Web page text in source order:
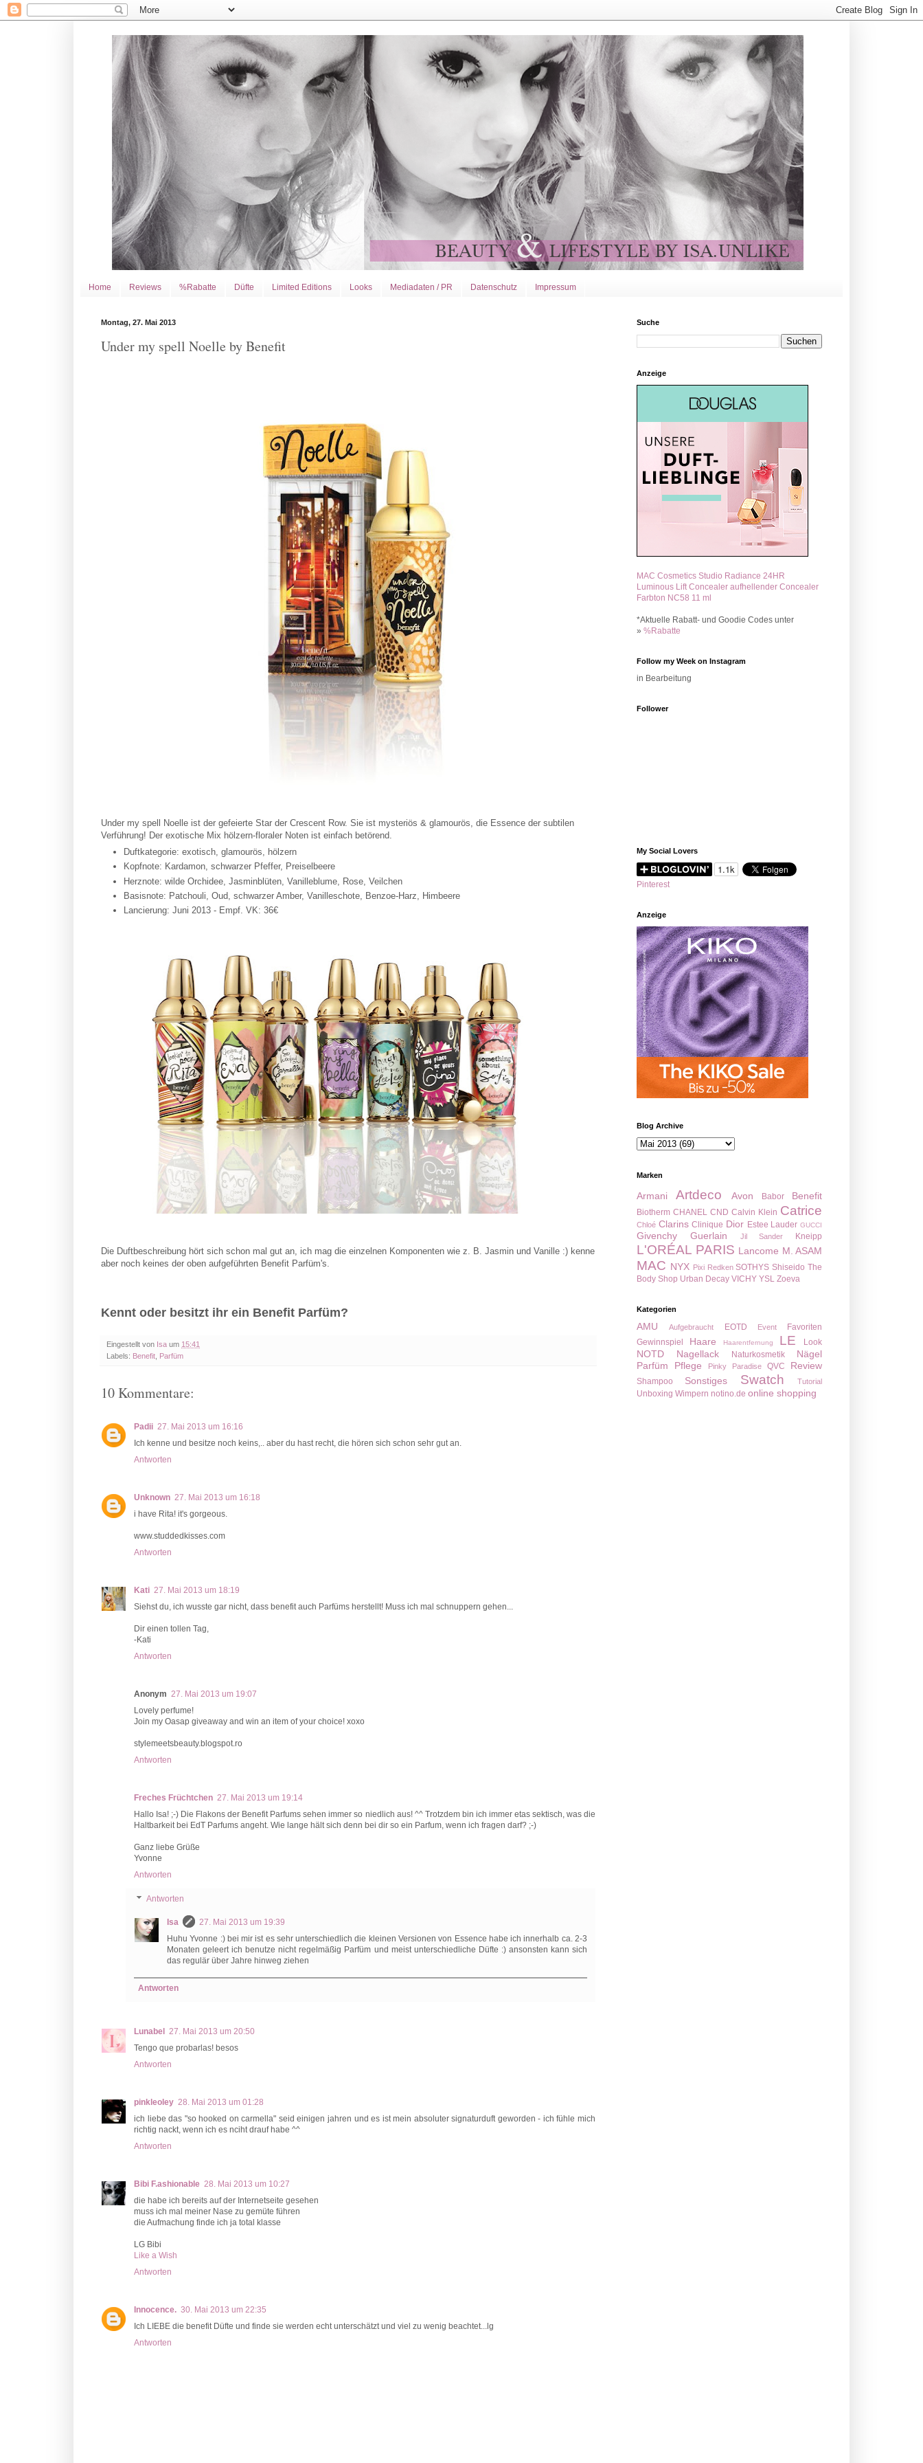
Home Reviews %Rabatte Düfte Limited Editions Looks Mediadaten / PR Datenschutz Impressum
Montag, 27. Mai 2013
Under my spell Noelle by Benefit
Under my spell Noelle ist der gefeierte Star der Crescent Row. Sie ist mysteriös & glamourös, die Essence der subtilen
Verführung! Der exotische Mix hölzern-floraler Noten ist einfach betörend.
Duftkategorie: exotisch, glamourös, hölzern
Kopfnote: Kardamon, schwarzer Pfeffer, Preiselbeere
Herznote: wilde Orchidee, Jasminblüten, Vanilleblume, Rose, Veilchen
Basisnote: Patchouli, Oud, schwarzer Amber, Vanilleschote, Benzoe-Harz, Himbeere
Lancierung: Juni 2013 - Empf. VK: 36€
Die Duftbeschreibung hört sich schon mal gut an, ich mag die einzelnen Komponenten wie z. B. Jasmin und Vanille :) kenne
aber noch keines der oben aufgeführten Benefit Parfüm's.
Kennt oder besitzt ihr ein Benefit Parfüm?
Eingestellt von Isa um 15:41
Labels: Benefit Parfüm
10 Kommentare:
Padii 27. Mai 2013 um 16:16
Ich kenne und besitze noch keins,.. aber du hast recht, die hören sich schon sehr gut an.
Antworten
Unknown 27. Mai 2013 um 16:18
i have Rita! it's gorgeous.
www.studdedkisses.com
Antworten
Kati 27. Mai 2013 um 18:19
Siehst du, ich wusste gar nicht, dass benefit auch Parfüms herstellt! Muss ich mal schnuppern gehen...
Dir einen tollen Tag,
-Kati
Antworten
Anonym 27. Mai 2013 um 19:07
Lovely perfume!
Join my Oasap giveaway and win an item of your choice! xoxo
stylemeetsbeauty.blogspot.ro
Antworten
Freches Früchtchen 27. Mai 2013 um 19:14
Hallo Isa! ;-) Die Flakons der Benefit Parfums sehen immer so niedlich aus! ^^ Trotzdem bin ich immer etas sektisch, was die
Haltbarkeit bei EdT Parfums angeht. Wie lange hält sich denn bei dir so ein Parfum, wenn ich fragen darf? ;-)
Ganz liebe Grüße
Yvonne
Antworten
Antworten
Isa
27. Mai 2013 um 19:39
Huhu Yvonne :) bei mir ist es sehr unterschiedlich die kleinen Versionen von Essence habe ich innerhalb ca. 2-3
Monaten geleert ich benutze nicht regelmäßig Parfüm und meist unterschiedliche Düfte :) ansonsten kann sich
das regulär über Jahre hinweg ziehen
Antworten
Lunabel
27. Mai 2013 um 20:50
Tengo que probarlas! besos
Antworten
pinkleoley 28. Mai 2013 um 01:28
ich liebe das "so hooked on carmella" seid einigen jahren und es ist mein absoluter signaturduft geworden - ich fühle mich
richtig nackt, wenn ich es nciht drauf habe ^^
Antworten
Bibi F.ashionable 28. Mai 2013 um 10:27
die habe ich bereits auf der Internetseite gesehen
muss ich mal meiner Nase zu gemüte führen
die Aufmachung finde ich ja total klasse
LG Bibi
Like a Wish
Antworten
Innocence. 30. Mai 2013 um 22:35
Ich LIEBE die benefit Düfte und finde sie werden echt unterschätzt und viel zu wenig beachtet...lg
Antworten
Suche
Anzeige
MAC Cosmetics Studio Radiance 24HR
Luminous Lift Concealer aufhellender Concealer
Farbton NC58 11 ml
*Aktuelle Rabatt- und Goodie Codes unter
» %Rabatte
Follow my Week on Instagram
in Bearbeitung
Follower
My Social Lovers
Pinterest
Anzeige
Blog Archive
Marken
Armani Artdeco Avon Babor Benefit
Biotherm CHANEL CND Calvin Klein Catrice
Chloé Clarins Clinique Dior Estee Lauder GUCCI
Givenchy Guerlain Jil Sander Kneipp
L'ORÉAL PARIS Lancome M. ASAM
MAC NYX Pixi Redken SOTHYS Shiseido The
Body Shop Urban Decay VICHY YSL Zoeva
Kategorien
AMU Aufgebraucht EOTD Event
Favoriten
Gewinnspiel
Haare Haarentfernung LE Look
NOTD Nagellack Naturkosmetik
Nägel
Parfüm
Pflege Pinky Paradise QVC Review
Shampoo Sonstiges Swatch Tutorial
Unboxing Wimpern notino.de online shopping